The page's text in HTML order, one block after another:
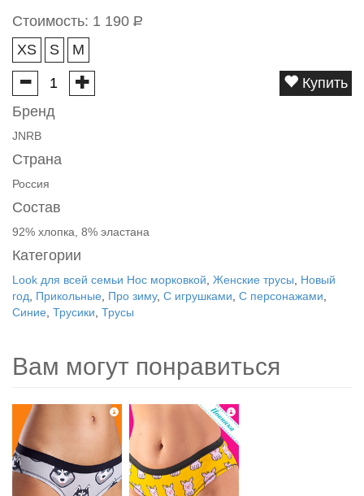
Стоимость: 1 190 Р
XS
S M
Купить
Бренд
JNRB
Страна
Россия
Состав
92% хлопка, 8% эластана
Категории
Look для всей семьи Нос морковкой Женские трусы
Новый
год
Прикольные Про зиму, С игрушками С персонажами
Синие Трусики Трусы
Вам могут понравиться